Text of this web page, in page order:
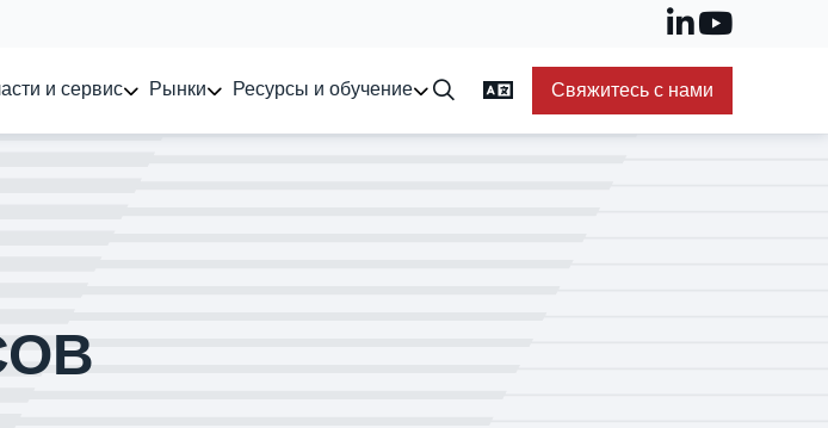
и сервис Рынки Ресурсы и обучение Свяжитесь с нами